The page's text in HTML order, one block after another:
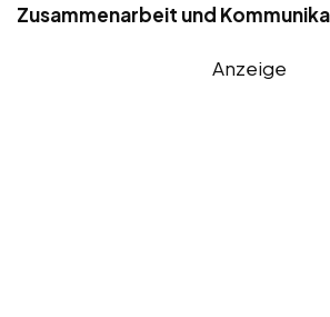
Zusammenarbeit und
Anzeige